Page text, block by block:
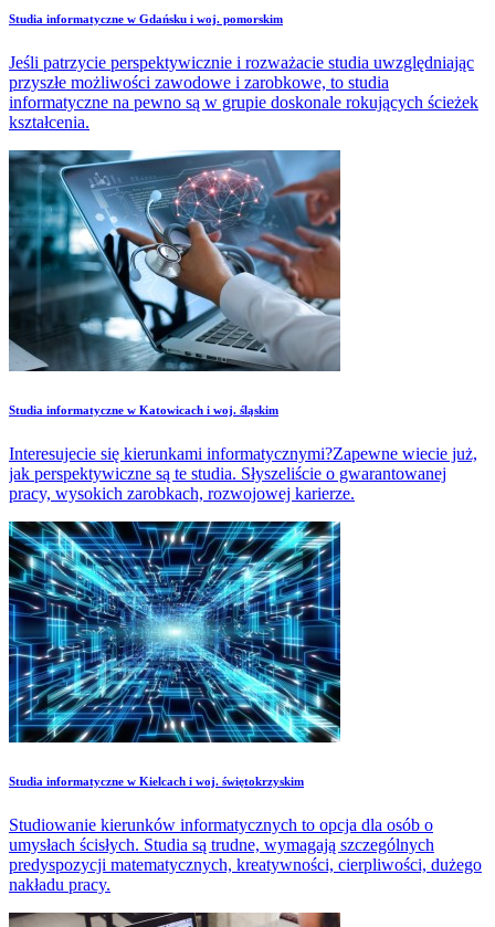
Studia informatyczne w Gdańsku i woj. pomorskim
Jeśli patrzycie perspektywicznie i rozważacie studia uwzględniając
przyszłe możliwości zawodowe i zarobkowe, to studia
informatyczne na pewno są w grupie doskonale rokujących ścieżek
kształcenia.
Studia informatyczne w Katowicach i woj. śląskim
Interesujecie się kierunkami informatycznymi?Zapewne wiecie już,
jak perspektywiczne są te studia. Słyszeliście o gwarantowanej
pracy, wysokich zarobkach, rozwojowej karierze.
Studia informatyczne w Kielcach i woj. świętokrzyskim
Studiowanie kierunków informatycznych to opcja dla osób o
umysłach ścisłych. Studia są trudne, wymagają szczególnych
predyspozycji matematycznych, kreatywności, cierpliwości, dużego
nakładu pracy.